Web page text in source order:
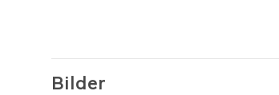
Bilder